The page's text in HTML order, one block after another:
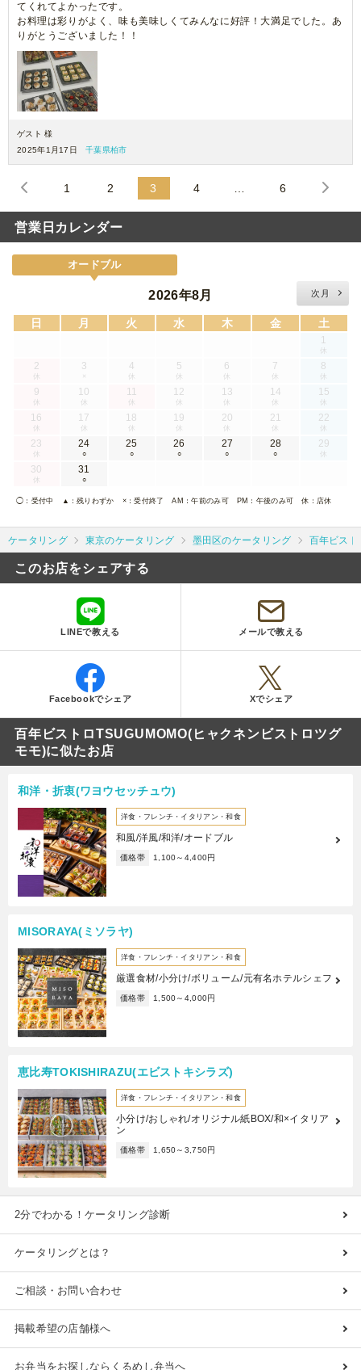
てくれてよかったです。
お料理は彩りがよく、味も美味しくてみんなに好評！大満足でした。あ
りがとうございました！！
ゲスト 様
2025年1月17日
千葉県柏市
1 2 3 4 6
営業日カレンダー
オードブル
2026年8月 次月
日 月 火 水 木 金 土
1
休
2
休
3
×
4
休
5
休
6
休
7
休
8
休
9
休
10
休
11
休
12
休
13
休
14
休
15
休
16
休
17
休
18
休
19
休
20
休
21
休
22
休
23
休
24
○
25
○
26
○
27
○
28
○
29
休
30
休
31
○
◯ ：受付中 ▲ ：残りわずか ×：受付終了 AM ：午前のみ可 PM ：午後のみ可 休 ：店休
ケータリング 東京のケータリング 墨田区のケータリング 百年ビス
このお店をシェアする
LINEで教える メールで教える
Facebookでシェア Xでシェア
百年ビストロTSUGUMOMO(ヒャクネンビストロツグ
モモ)に似たお店
和洋・折衷(ワヨウセッチュウ)
洋食・フレンチ・イタリアン・和食
和風/洋風/和洋/オードブル
価格帯 1,100～4,400円
MISORAYA(ミソラヤ)
洋食・フレンチ・イタリアン・和食
厳選食材/小分け/ボリューム/元有名ホテルシェフ
価格帯 1,500～4,000円
恵比寿TOKISHIRAZU(エビストキシラズ)
洋食・フレンチ・イタリアン・和食
小分け/おしゃれ/オリジナル紙BOX/和×イタリア
ン
価格帯 1,650～3,750円
2分でわかる！ケータリング診断
ケータリングとは？
ご相談・お問い合わせ
掲載希望の店舗様へ
お弁当をお探しならくるめし弁当へ